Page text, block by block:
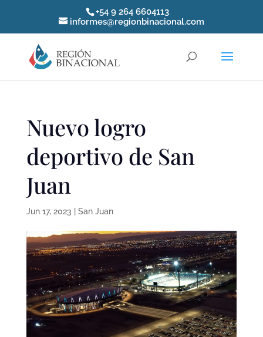
+54 9 264 6604113
informes@regionbinacional.com
Nuevo logro
deportivo de San
Juan
Jun 17, 2023 San Juan